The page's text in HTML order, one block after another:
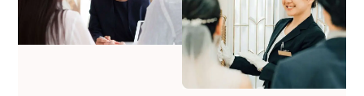
言葉をいただき、私の方こそ温かい気持ちにさせていただ
きました。